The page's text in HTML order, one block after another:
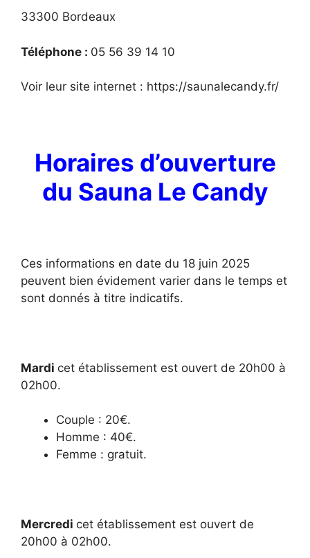
33300 Bordeaux
Téléphone : 05 56 39 14 10
Voir leur site internet : https://saunalecandy.fr/
Horaires d’ouverture
du Sauna Le Candy
Ces informations en date du 18 juin 2025
peuvent bien évidement varier dans le temps et
sont donnés à titre indicatifs.
Mardi cet établissement est ouvert de 20h00 à
02h00.
Couple : 20€.
Homme : 40€.
Femme : gratuit.
Mercredi cet établissement est ouvert de
20h00 à 02h00.